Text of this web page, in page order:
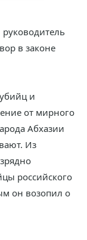
в законе
и
от мирного
Абхазии
Из
российского
он возопил о